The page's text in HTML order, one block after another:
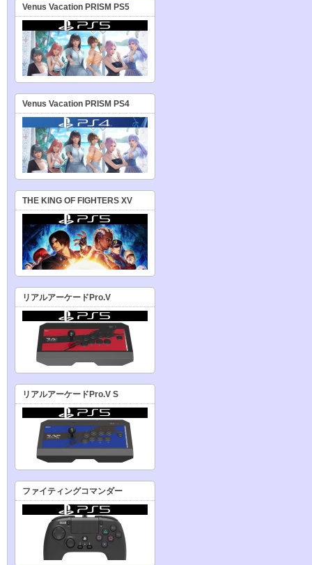
Venus Vacation PRISM PS5
Venus Vacation PRISM PS4
THE KING OF FIGHTERS XV
リアルアーケードPro.V
リアルアーケードPro.V S
ファイティングコマンダー